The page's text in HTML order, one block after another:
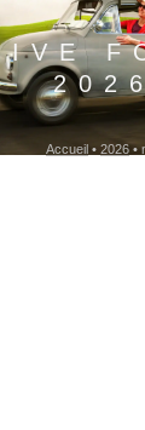
2026
Accueil • 2026 •